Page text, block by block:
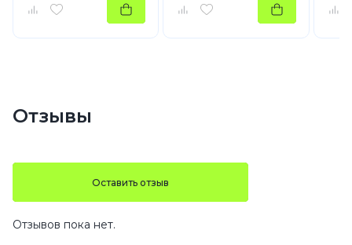
Отзывы
Оставить отзыв
Отзывов пока нет.